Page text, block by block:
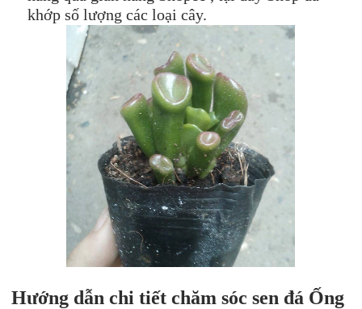
khớp số lượng các loại cây.
Hướng dẫn chi tiết chăm sóc sen đá Ống